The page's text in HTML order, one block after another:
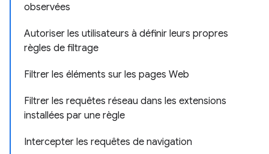
observées
Autoriser les utilisateurs à définir leurs propres
règles de filtrage
Filtrer les éléments sur les pages Web
Filtrer les requêtes réseau dans les extensions
installées par une règle
Intercepter les requêtes de navigation